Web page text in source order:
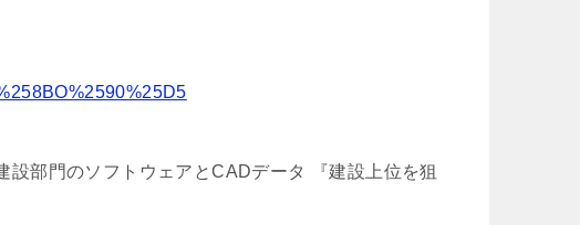
部門のソフトウェアとCADデータ 『建設上位を狙